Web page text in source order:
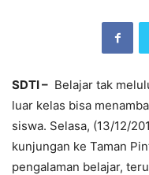
SDTI – Belajar tak
luar kelas bisa
siswa. Selasa, (13/12/
kunjungan ke Taman
pengalaman belajar,